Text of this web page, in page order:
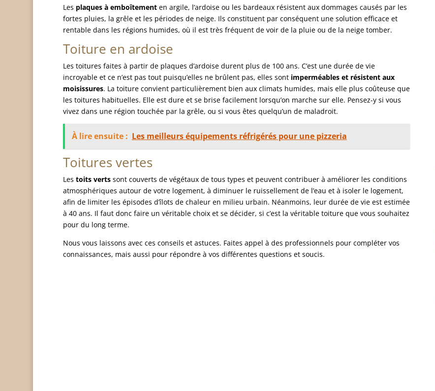
Les plaques à emboîtement en argile, l’ardoise ou les bardeaux résistent aux dommages causés par les
fortes pluies, la grêle et les périodes de neige. Ils constituent par conséquent une solution efficace et
rentable dans les régions humides, où il est très fréquent de voir de la pluie ou de la neige tomber.
Toiture en ardoise
Les toitures faites à partir de plaques d’ardoise durent plus de 100 ans. C’est une durée de vie
incroyable et ce n’est pas tout puisqu’elles ne brûlent pas, elles sont imperméables et résistent aux
moisissures. La toiture convient particulièrement bien aux climats humides, mais elle plus coûteuse que
les toitures habituelles. Elle est dure et se brise facilement lorsqu’on marche sur elle. Pensez-y si vous
vivez dans une région touchée par la grêle, ou si vous êtes quelqu’un de maladroit.
À lire ensuite : Les meilleurs équipements réfrigérés pour une pizzeria
Toitures vertes
Les toits vertssont couverts de végétaux de tous types et peuvent contribuer à améliorer les conditions
atmosphériques autour de votre logement, à diminuer le ruissellement de l’eau et à isoler le logement,
afin de limiter les épisodes d’îlots de chaleur en milieu urbain. Néanmoins, leur durée de vie est estimée
à 40 ans. Il faut donc faire un véritable choix et se décider, si c’est la véritable toiture que vous souhaitez
pour du long terme.
Nous vous laissons avec ces conseils et astuces. Faites appel à des professionnels pour compléter vos
connaissances, mais aussi pour répondre à vos différentes questions et soucis.